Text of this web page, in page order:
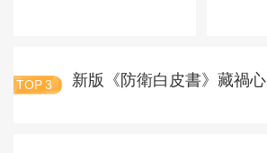
TOP 3 新版《防衛白皮書》藏禍心